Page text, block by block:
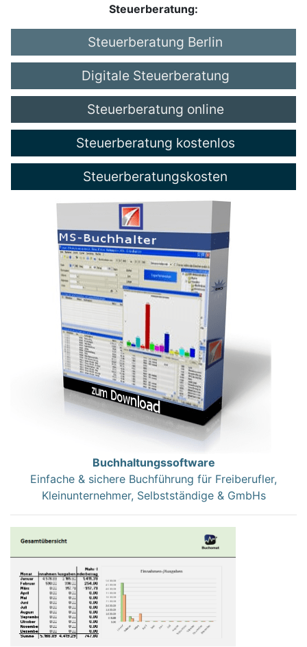
Steuerberatung:
Steuerberatung Berlin
Digitale Steuerberatung
Steuerberatung online
Steuerberatung kostenlos
Steuerberatungskosten
Buchhaltungssoftware
Einfache & sichere Buchführung für Freiberufler,
Kleinunternehmer, Selbstständige & GmbHs